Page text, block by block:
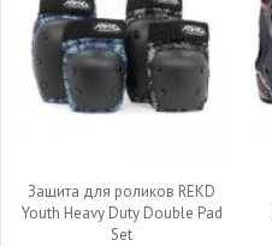
Защита для роликов REKD
Youth Heavy Duty Double Pad
Set